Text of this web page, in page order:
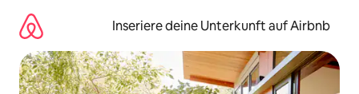
Inhalten
springen
Inseriere deine Unterkunft auf Airbnb